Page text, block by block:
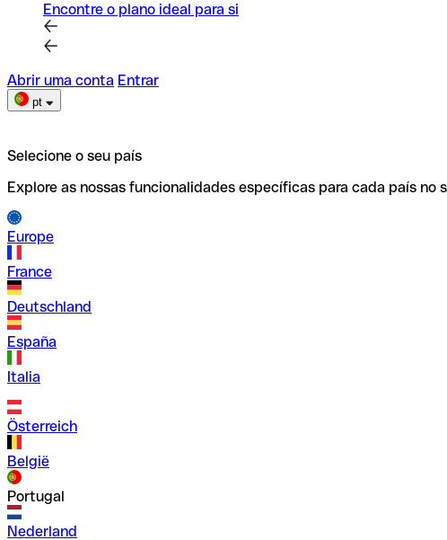
Encontre o plano ideal para si
Abrir uma conta Entrar
pt
Selecione o seu país
Explore as nossas funcionalidades específicas para cada país no
Europe
France
Deutschland
España
Italia
Österreich
België
Portugal
Nederland